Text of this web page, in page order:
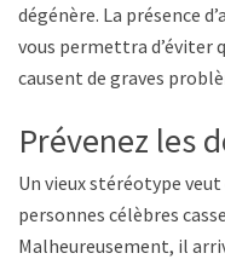
dégénère. La présence
vous permettra d’éviter
causent de graves
Prévenez les
Un vieux stéréotype
personnes célèbres
Malheureusement, il